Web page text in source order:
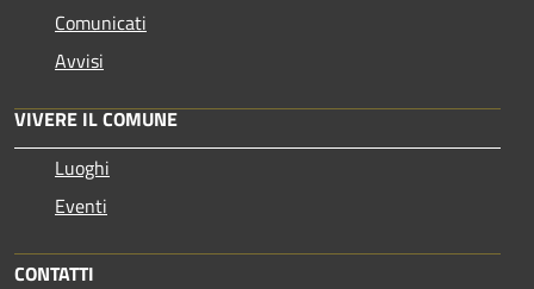
Comunicati
Avvisi
VIVERE IL COMUNE
Luoghi
Eventi
CONTATTI